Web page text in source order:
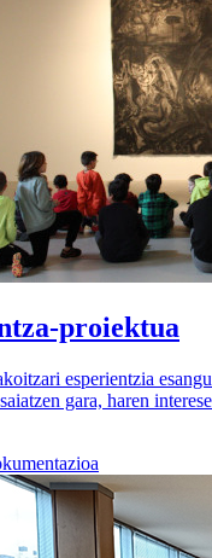
proiektua
esperientzia
gara, haren